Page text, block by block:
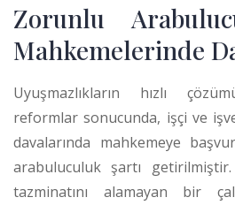
Zorunlu
Mahkemelerinde
Uyuşmazlıkların hızlı
reformlar sonucunda, işçi ve
davalarında mahkemeye
arabuluculuk şartı getirilmiştir.
tazminatını alamayan bir